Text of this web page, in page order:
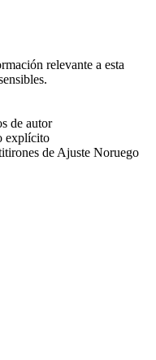
relevante a esta
de autor
explícito
de Ajuste Noruego